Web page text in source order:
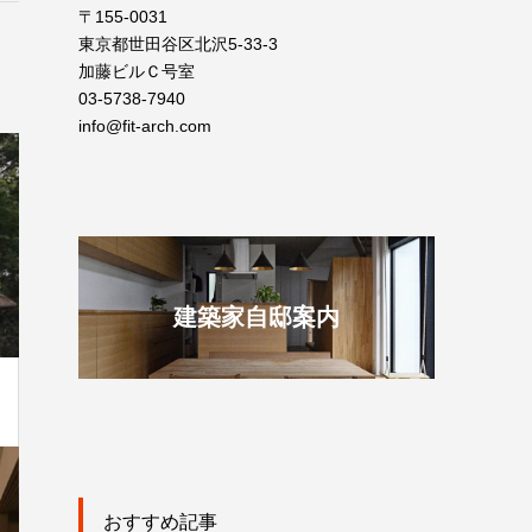
〒155-0031
東京都世田谷区北沢5-33-3
加藤ビルＣ号室
03-5738-7940
info@fit-arch.com
建築家自邸案内
おすすめ記事